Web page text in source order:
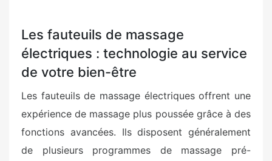
Les fauteuils de massage
électriques : technologie au service
de votre bien-être
Les fauteuils de massage électriques offrent une
expérience de massage plus poussée grâce à des
fonctions avancées. Ils disposent généralement
de plusieurs programmes de massage pré-